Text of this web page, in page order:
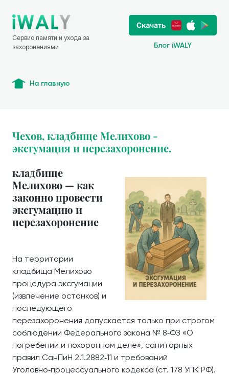
Сервис памяти и ухода за
захоронениями
Блог iWALY
На главную
Чехов, кладбище Мелихово -
эксгумация и перезахоронение.
кладбище
Мелихово — как
законно провести
эксгумацию и
перезахоронение
На территории
кладбища Мелихово
процедура эксгумации
(извлечение останков) и
последующего
перезахоронения допускается только при строгом
соблюдении Федерального закона № 8‑ФЗ «О
погребении и похоронном деле», санитарных
правил СанПиН 2.1.2882‑11 и требований
Уголовно‑процессуального кодекса (ст. 178 УПК РФ).